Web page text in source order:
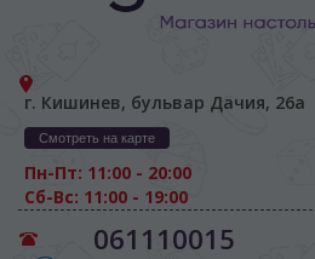
г. Кишинев, бульвар Дачия, 26а
Смотреть на карте
Пн-Пт: 11:00 - 20:00
Сб-Вс: 11:00 - 19:00
061110015